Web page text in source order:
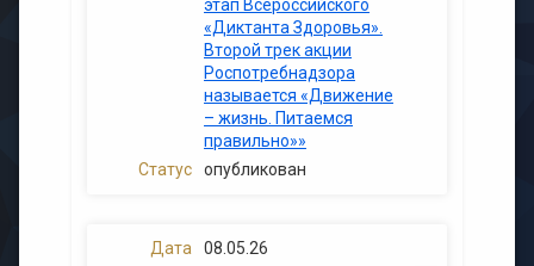
этап Всероссийского
«Диктанта Здоровья».
Второй трек акции
Роспотребнадзора
называется «Движение
– жизнь. Питаемся
правильно»»
опубликован
08.05.26